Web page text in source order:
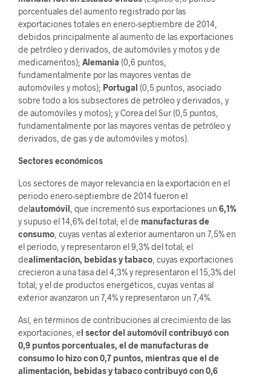
porcentuales del aumento registrado por las
exportaciones totales en enero-septiembre de 2014,
debidos principalmente al aumento de las exportaciones
de petróleo y derivados, de automóviles y motos y de
medicamentos); Alemania (0,6 puntos,
fundamentalmente por las mayores ventas de
automóviles y motos); Portugal (0,5 puntos, asociado
sobre todo a los subsectores de petróleo y derivados, y
de automóviles y motos); y Corea del Sur (0,5 puntos,
fundamentalmente por las mayores ventas de petróleo y
derivados, de gas y de automóviles y motos).
Sectores económicos
Los sectores de mayor relevancia en la exportación en el
periodo enero-septiembre de 2014 fueron el
delautomóvil , que incrementó sus exportaciones un 6,1%
y supuso el 14,6% del total; el de manufacturas de
consumo , cuyas ventas al exterior aumentaron un 7,5% en
el periodo, y representaron el 9,3% del total; el
dealimentación, bebidas y tabaco , cuyas exportaciones
crecieron a una tasa del 4,3% y representaron el 15,3% del
total; y el de productos energéticos, cuyas ventas al
exterior avanzaron un 7,4% y representaron un 7,4%.
Así, en términos de contribuciones al crecimiento de las
exportaciones, el sector del automóvil contribuyó con
0,9 puntos porcentuales, el de manufacturas de
consumo lo hizo con 0,7 puntos, mientras que el de
alimentación, bebidas y tabaco contribuyó con 0,6